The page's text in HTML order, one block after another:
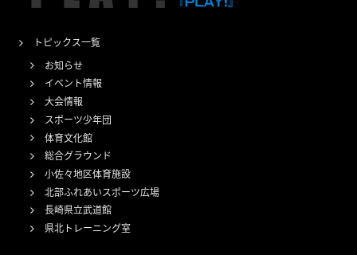
トピックス一覧
お知らせ
イベント情報
大会情報
スポーツ少年団
体育文化館
総合グラウンド
小佐々地区体育施設
北部ふれあいスポーツ広場
長崎県立武道館
県北トレーニング室